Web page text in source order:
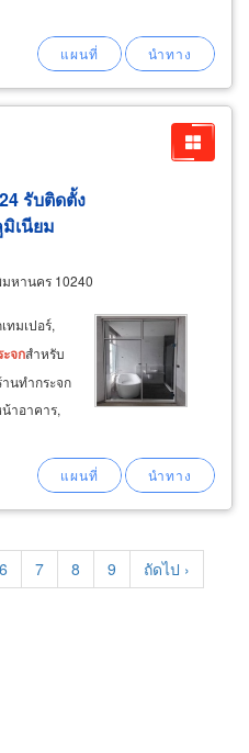
มอง
กระจกมอง
รับติดตั้ง
เนียม
มหานคร 10240
ทมเปอร์,
ะจกสำหรับ
นทำกระจก
าอาคาร,
วงกบ อลู
านเปลือย มี
Page
6 Page
7 Page
8 Page
9
Next
page
ถัดไป ›